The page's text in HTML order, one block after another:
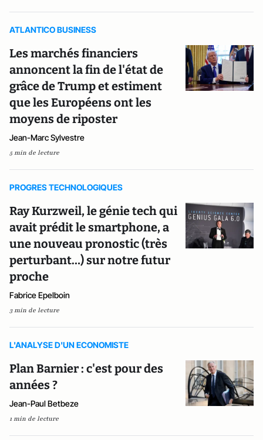
ATLANTICO BUSINESS
Les marchés financiers
annoncent la fin de l'état de
grâce de Trump et estiment
que les Européens ont les
moyens de riposter
Jean-Marc Sylvestre
5 min de lecture
PROGRES TECHNOLOGIQUES
Ray Kurzweil, le génie tech qui
avait prédit le smartphone, a
une nouveau pronostic (très
perturbant…) sur notre futur
proche
Fabrice Epelboin
3 min de lecture
L'ANALYSE D'UN ECONOMISTE
Plan Barnier : c'est pour des
années ?
Jean-Paul Betbeze
1 min de lecture